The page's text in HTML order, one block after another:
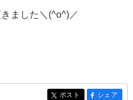
ました＼(^o^)／
entry623
ポスト entry623
シェア